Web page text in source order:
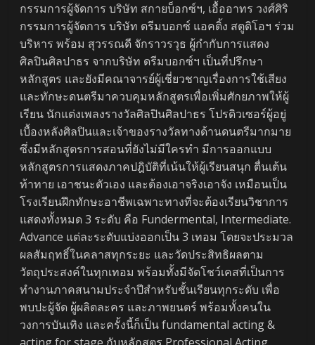
กรรมการผู้จัดการ บริษัท สกายบ็อกซ์ฯ, เอื้ออาทร วงศ์ศิริ
กรรมการผู้จัดการ บริษัท ดรีมบอกซ์ แอคติ้ง สตูดิโอฯ ร่วม
บริหาร พร้อม สุวรรณดี จักราวรวุธ ผู้กำกับการแสดง
ศิลปินศิลปาธร จากบริษัท ดรีมบอกซ์ฯ เป็นที่ปรึกษา
หลักสูตร และยังมีคณาจารย์ผู้เชี่ยวชาญเรื่องการใช้เสียง
และทักษะดนตรีมาควบคุมหลักสูตรเพื่อเพิ่มศักยภาพให้ผู้
เรียน นักแต่งเพลงรางวัลศิลปินศิลปาธร โปรดิวเซอร์ผู้อยู่
เบื้องหลังศิลปินและเจ้าของรางวัลทางด้านดนตรีมากมาย
ซึ่งมีหลักสูตรการสอนที่ยังไม่มีใครทำ มีการออกแบบ
หลักสูตรการแสดงภาคปฎิบัติที่เน้นให้ผู้เรียนสนุก ตื่นเต้น
ท้าทาย เอาชนะตัวเอง และต้องเอาจริงเอาจัง เหมือนเป็น
โรงเรียนฝึกทักษะอาชีพเฉพาะทางที่จะต้องเรียนวิชาการ
แสดงทั้งหมด 3 ระดับ คือ Fundermental, Intermediate.
Advance แต่ละระดับแบ่งออกเป็น 3 เทอม โดยจะประมวล
ผลสัมฤทธิ์ในคลาสทุกระยะ และวัดประสิทธิผลตาม
วัตถุประสงค์ในทุกเทอม พร้อมทั้งมีจัดโชว์เคสที่เป็นการ
ทำงานภาคสนามประจำปีสำหรับชั้นเรียนทุกระดับ เพื่อ
พบปะผู้จัด ผู้ผลิตละคร และภาพยนตร์ พร้อมทั้งคนใน
วงการบันเทิง และครั้งนี้ก็เป็น fundamental acting &